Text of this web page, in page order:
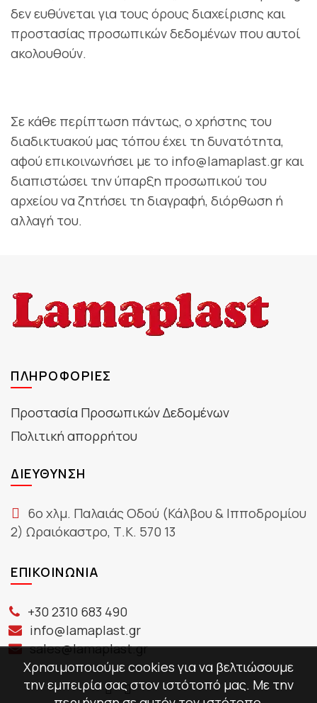
δεν ευθύνεται για τους όρους διαχείρισης και
προστασίας προσωπικών δεδομένων που αυτοί
ακολουθούν.
Σε κάθε περίπτωση πάντως, ο χρήστης του
διαδικτυακού μας τόπου έχει τη δυνατότητα,
αφού επικοινωνήσει με το info@lamaplast.gr και
διαπιστώσει την ύπαρξη προσωπικού του
αρχείου να ζητήσει τη διαγραφή, διόρθωση ή
αλλαγή του.
ΠΛΗΡΟΦΟΡΊΕΣ
Προστασία Προσωπικών Δεδομένων
Πολιτική απορρήτου
ΔΙΕΎΘΥΝΣΗ
6ο χλμ. Παλαιάς Οδού (Κάλβου & Ιπποδρομίου
2) Ωραιόκαστρο, Τ.Κ. 570 13
ΕΠΙΚΟΙΝΩΝΊΑ
+30 2310 683 490
info@lamaplast.gr
sales@lamaplast.gr
Χρησιμοποιούμε cookies για να βελτιώσουμε
την εμπειρία σας στον ιστότοπό μας. Με την